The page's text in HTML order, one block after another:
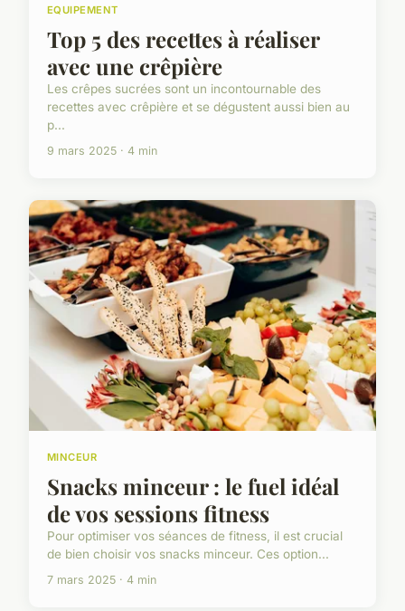
EQUIPEMENT
Top 5 des recettes à réaliser
avec une crêpière
Les crêpes sucrées sont un incontournable des
recettes avec crêpière et se dégustent aussi bien au
p...
9 mars 2025 · 4 min
MINCEUR
Snacks minceur : le fuel idéal
de vos sessions fitness
Pour optimiser vos séances de fitness, il est crucial
de bien choisir vos snacks minceur. Ces option...
7 mars 2025 · 4 min